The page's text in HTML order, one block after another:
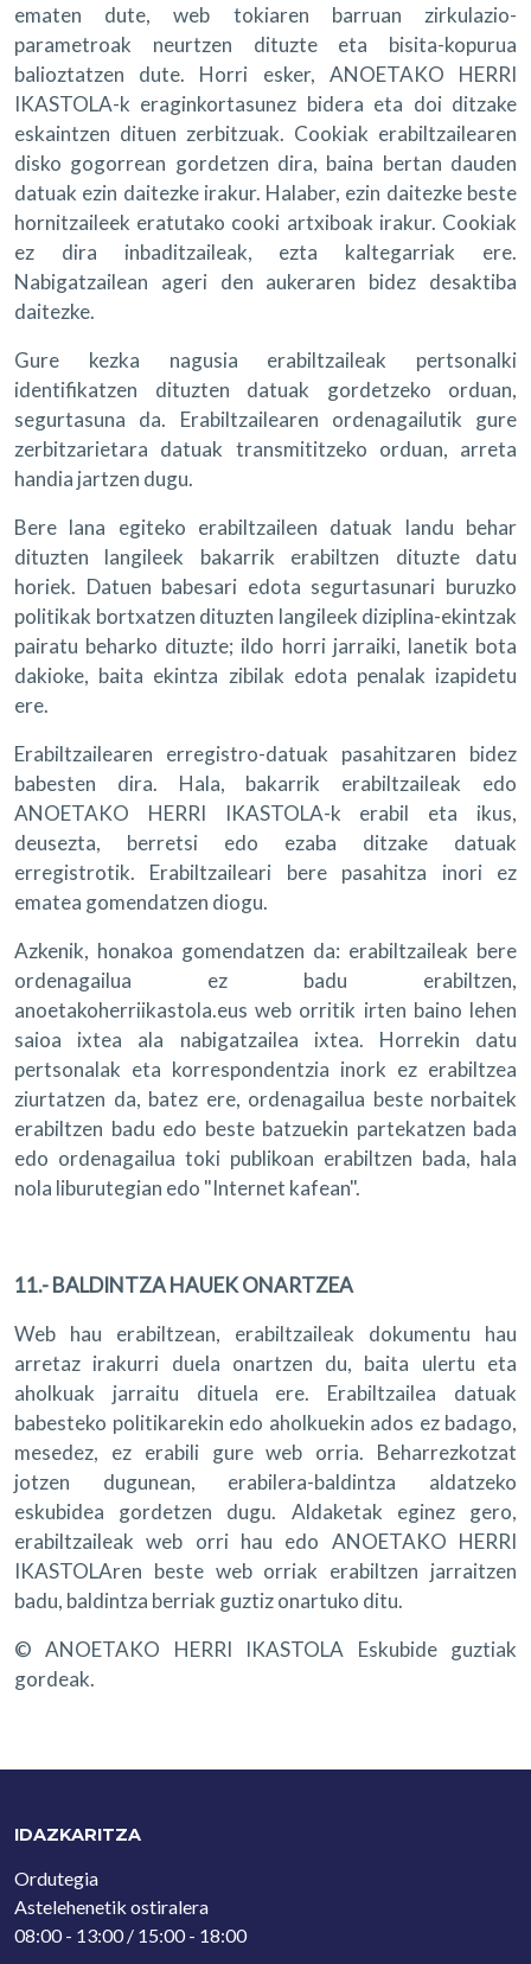
ematen dute, web tokiaren barruan zirkulazio-
parametroak neurtzen dituzte eta bisita-kopurua
balioztatzen dute. Horri esker, ANOETAKO HERRI
IKASTOLA-k eraginkortasunez bidera eta doi ditzake
eskaintzen dituen zerbitzuak. Cookiak erabiltzailearen
disko gogorrean gordetzen dira, baina bertan dauden
datuak ezin daitezke irakur. Halaber, ezin daitezke beste
hornitzaileek eratutako cooki artxiboak irakur. Cookiak
ez dira inbaditzaileak, ezta kaltegarriak ere.
Nabigatzailean ageri den aukeraren bidez desaktiba
daitezke.
Gure kezka nagusia erabiltzaileak pertsonalki
identifikatzen dituzten datuak gordetzeko orduan,
segurtasuna da. Erabiltzailearen ordenagailutik gure
zerbitzarietara datuak transmititzeko orduan, arreta
handia jartzen dugu.
Bere lana egiteko erabiltzaileen datuak landu behar
dituzten langileek bakarrik erabiltzen dituzte datu
horiek. Datuen babesari edota segurtasunari buruzko
politikak bortxatzen dituzten langileek diziplina-ekintzak
pairatu beharko dituzte; ildo horri jarraiki, lanetik bota
dakioke, baita ekintza zibilak edota penalak izapidetu
ere.
Erabiltzailearen erregistro-datuak pasahitzaren bidez
babesten dira. Hala, bakarrik erabiltzaileak edo
ANOETAKO HERRI IKASTOLA-k erabil eta ikus,
deusezta, berretsi edo ezaba ditzake datuak
erregistrotik. Erabiltzaileari bere pasahitza inori ez
ematea gomendatzen diogu.
Azkenik, honakoa gomendatzen da: erabiltzaileak bere
ordenagailua ez badu erabiltzen,
anoetakoherriikastola.eus web orritik irten baino lehen
saioa ixtea ala nabigatzailea ixtea. Horrekin datu
pertsonalak eta korrespondentzia inork ez erabiltzea
ziurtatzen da, batez ere, ordenagailua beste norbaitek
erabiltzen badu edo beste batzuekin partekatzen bada
edo ordenagailua toki publikoan erabiltzen bada, hala
nola liburutegian edo "Internet kafean".
11.- BALDINTZA HAUEK ONARTZEA
Web hau erabiltzean, erabiltzaileak dokumentu hau
arretaz irakurri duela onartzen du, baita ulertu eta
aholkuak jarraitu dituela ere. Erabiltzailea datuak
babesteko politikarekin edo aholkuekin ados ez badago,
mesedez, ez erabili gure web orria. Beharrezkotzat
jotzen dugunean, erabilera-baldintza aldatzeko
eskubidea gordetzen dugu. Aldaketak eginez gero,
erabiltzaileak web orri hau edo ANOETAKO HERRI
IKASTOLAren beste web orriak erabiltzen jarraitzen
badu, baldintza berriak guztiz onartuko ditu.
© ANOETAKO HERRI IKASTOLA Eskubide guztiak
gordeak.
IDAZKARITZA
Ordutegia
Astelehenetik ostiralera
08:00 - 13:00 / 15:00 - 18:00